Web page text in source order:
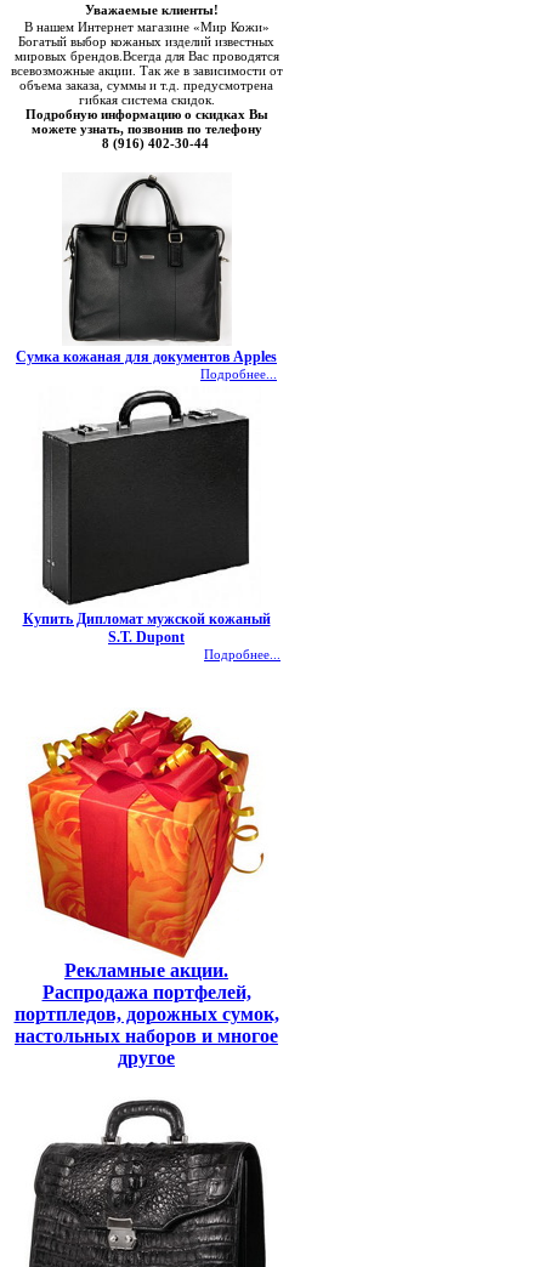
Уважаемые клиенты!
В нашем Интернет магазине «Мир Кожи»
Богатый выбор кожаных изделий известных
мировых брендов.Всегда для Вас проводятся
всевозможные акции. Так же в зависимости от
объема заказа, суммы и т.д. предусмотрена
гибкая система скидок.
Подробную информацию о скидках Вы
можете узнать, позвонив по телефону
8 (916) 402-30-44
Сумка кожаная для документов Apples
Подробнее...
Купить Дипломат мужской кожаный
S.T. Dupont
Подробнее...
Рекламные акции.
Распродажа портфелей,
портпледов, дорожных сумок,
настольных наборов и многое
другое